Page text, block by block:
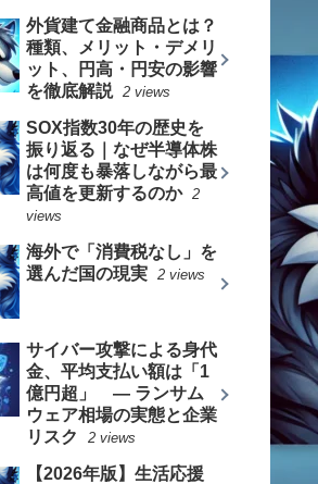
外貨建て金融商品とは？
種類、メリット・デメリ
ット、円高・円安の影響
を徹底解説 2 views
SOX指数30年の歴史を
振り返る｜なぜ半導体株
は何度も暴落しながら最
高値を更新するのか 2
views
海外で「消費税なし」を
選んだ国の現実 2 views
サイバー攻撃による身代
金、平均支払い額は「1
億円超」 ― ランサム
ウェア相場の実態と企業
リスク
2 views
【2026年版】生活応援